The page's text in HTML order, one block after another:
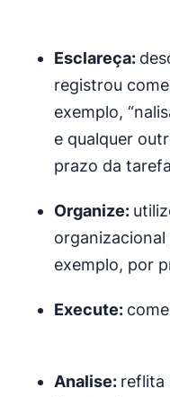
Esclareça:
registrou
exemplo,
e qualquer
prazo da
Organize:
exemplo, por
Execute:
Analise: reflita